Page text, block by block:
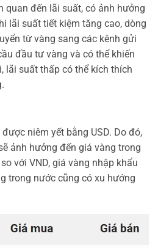
quan đến lãi suất, có ảnh hưởng
lãi suất tiết kiệm tăng cao, dòng
từ vàng sang các kênh gửi
đầu tư vàng và có thể khiến
lãi suất thấp có thể kích thích
niêm yết bằng USD. Do đó,
ảnh hưởng đến giá vàng trong
với VND, giá vàng nhập khẩu
trong nước cũng có xu hướng